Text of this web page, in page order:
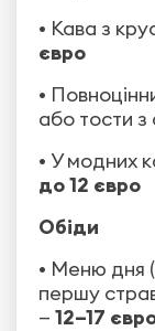
• Кава з
євро
•
або тости з
• У модних
до 12 євро
Обіди
• Меню дня (
першу
— 12–17